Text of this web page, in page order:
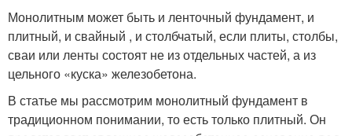
Монолитным может быть и ленточный фундамент, и
плитный, и свайный , и столбчатый, если плиты, столбы,
сваи или ленты состоят не из отдельных частей, а из
цельного «куска» железобетона.
В статье мы рассмотрим монолитный фундамент в
традиционном понимании, то есть только плитный. Он